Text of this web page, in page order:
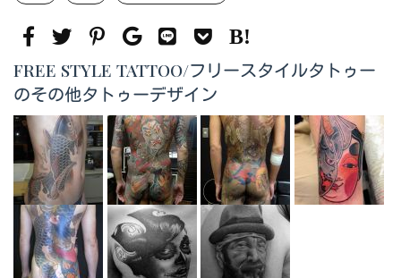
FREE STYLE TATTOO/フリースタイルタトゥー
のその他タトゥーデザイン